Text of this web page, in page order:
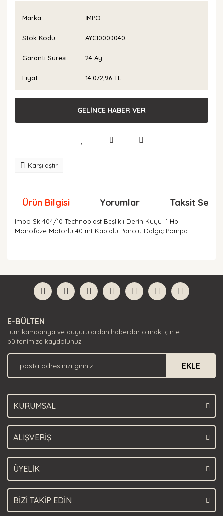
Marka İMPO
Stok Kodu AYCI0000040
Garanti Süresi 24 Ay
Fiyat 14.072,96 TL
GELİNCE HABER VER
Karşılaştır
Ürün Bilgisi Yorumlar Taksit
Impo Sk 404/10 Technoplast Başlıklı Derin Kuyu 1 Hp
Monofaze Motorlu 40 mt Kablolu Panolu Dalgıç Pompa
Yorum Yaz
formunu kullanarak tarafımıza iletebilirsiniz.
Görüş ve önerileriniz için teşekkür ederiz.
Ürün açıklamasında eksik bilgiler bulunuyor.
Ürün bilgilerinde hatalar bulunuyor.
Ürün fiyatı diğer sitelerden daha pahalı.
Bu ürüne benzer farklı alternatifler olmalı.
E-BÜLTEN
Tüm kampanya ve duyurulardan haberdar olmak için e-
bültenimize kaydolunuz.
EKLE
KURUMSAL
ALIŞVERİŞ
ÜYELİK
BİZİ TAKİP EDİN